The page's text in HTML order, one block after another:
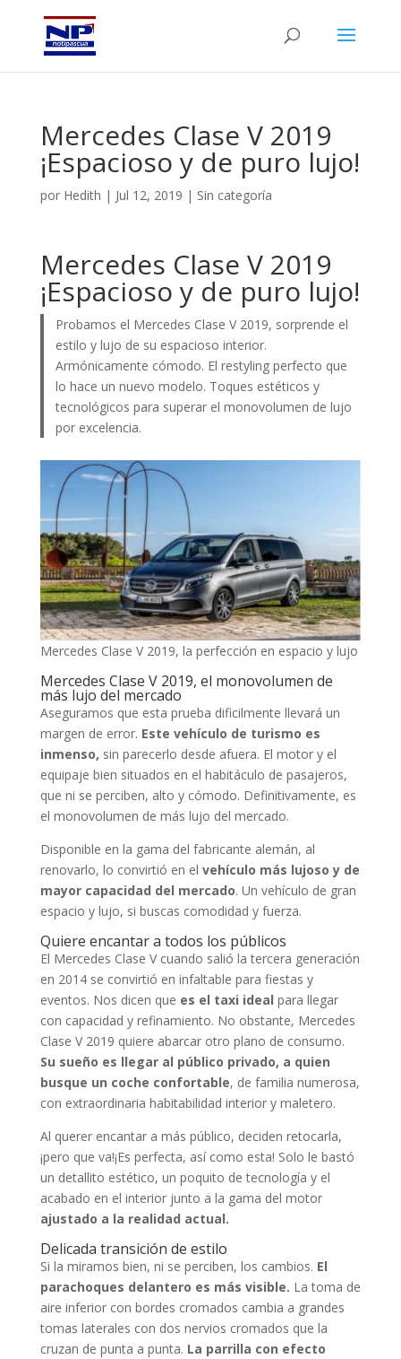
Mercedes Clase V 2019
¡Espacioso y de puro lujo!
por Hedith | Jul 12, 2019 | Sin categoría
Mercedes Clase V 2019
¡Espacioso y de puro lujo!
Probamos el Mercedes Clase V 2019, sorprende el
estilo y lujo de su espacioso interior.
Armónicamente cómodo. El restyling perfecto que
lo hace un nuevo modelo. Toques estéticos y
tecnológicos para superar el monovolumen de lujo
por excelencia.
Mercedes Clase V 2019, la perfección en espacio y lujo
Mercedes Clase V 2019, el monovolumen de
más lujo del mercado
Aseguramos que esta prueba dificilmente llevará un
margen de error. Este vehículo de turismo es
inmenso, sin parecerlo desde afuera. El motor y el
equipaje bien situados en el habitáculo de pasajeros,
que ni se perciben, alto y cómodo. Definitivamente, es
el monovolumen de más lujo del mercado.
Disponible en la gama del fabricante alemán, al
renovarlo, lo convirtió en el vehículo más lujoso y de
mayor capacidad del mercado. Un vehículo de gran
espacio y lujo, si buscas comodidad y fuerza.
Quiere encantar a todos los públicos
El Mercedes Clase V cuando salió la tercera generación
en 2014 se convirtió en infaltable para fiestas y
eventos. Nos dicen que es el taxi ideal para llegar
con capacidad y refinamiento. No obstante, Mercedes
Clase V 2019 quiere abarcar otro plano de consumo.
Su sueño es llegar al público privado, a quien
busque un coche confortable, de familia numerosa,
con extraordinaria habitabilidad interior y maletero.
Al querer encantar a más público, deciden retocarla,
¡pero que va!¡Es perfecta, así como esta! Solo le bastó
un detallito estético, un poquito de tecnología y el
acabado en el interior junto a la gama del motor
ajustado a la realidad actual.
Delicada transición de estilo
Si la miramos bien, ni se perciben, los cambios. El
parachoques delantero es más visible. La toma de
aire inferior con bordes cromados cambia a grandes
tomas laterales con dos nervios cromados que la
cruzan de punta a punta. La parrilla con efecto